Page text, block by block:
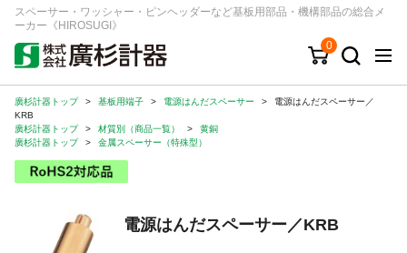
スペーサー・ワッシャー・ピンヘッダーなど基板用部品・機構部品の総合メ
ーカー《HIROSUGI》
0
キーワード 品番/シリーズ
商品カテゴリから探す
ジャンルから探す
シリーズから探す
廣杉計器トップ > 基板用端子 > 電源はんだスペーサー >
電源はんだスペーサー／
KRB
廣杉計器トップ
> 材質別（商品一覧） >
黄銅
廣杉計器トップ
> 金属スペーサー（特殊型）
電源はんだスペーサー／KRB